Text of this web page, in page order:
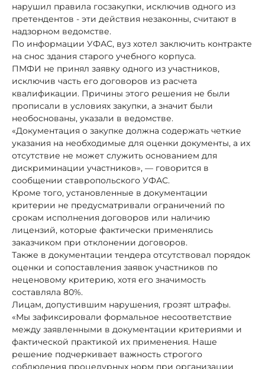
нарушил правила госзакупки, исключив одного из
претендентов - эти действия незаконны, считают в
надзорном ведомстве.
По информации УФАС, вуз хотел заключить контракте
на снос здания старого учебного корпуса.
ПМФИ не принял заявку одного из участников,
исключив часть его договоров из расчета
квалификации. Причины этого решения не были
прописали в условиях закупки, а значит были
необоснованы, указали в ведомстве.
«Документация о закупке должна содержать четкие
указания на необходимые для оценки документы, а их
отсутствие не может служить основанием для
дискриминации участников», — говорится в
сообщении ставропольского УФАС.
Кроме того, установленные в документации
критерии не предусматривали ограничений по
срокам исполнения договоров или наличию
лицензий, которые фактически применялись
заказчиком при отклонении договоров.
Также в документации тендера отсутствовал порядок
оценки и сопоставления заявок участников по
неценовому критерию, хотя его значимость
составляла 80%.
Лицам, допустившим нарушения, грозят штрафы.
«Мы зафиксировали формальное несоответствие
между заявленными в документации критериями и
фактической практикой их применения. Наше
решение подчеркивает важность строгого
соблюдения процедурных норм при организации